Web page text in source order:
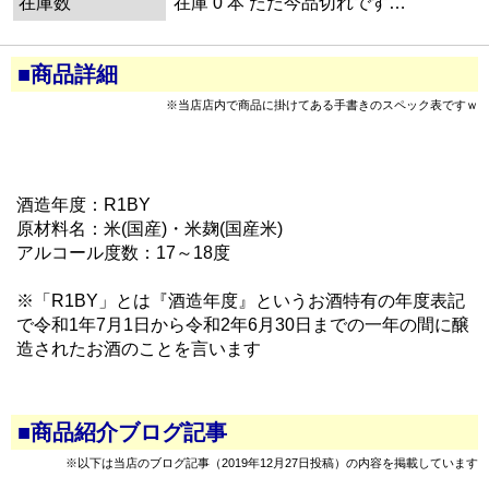
■商品詳細
※当店店内で商品に掛けてある手書きのスペック表ですｗ
酒造年度：R1BY
原材料名：米(国産)・米麹(国産米)
アルコール度数：17～18度
※「R1BY」とは『酒造年度』というお酒特有の年度表記
で令和1年7月1日から令和2年6月30日までの一年の間に醸
造されたお酒のことを言います
■商品紹介ブログ記事
※以下は当店のブログ記事（2019年12月27日投稿）の内容を掲載しています